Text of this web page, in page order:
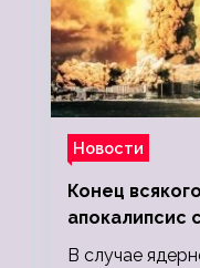
Новости
Конец
апокалипсис
миллионов, а
В случае